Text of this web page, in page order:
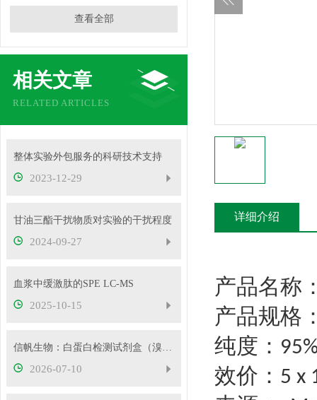
查看全部
相关文章
RELATED ARTICLES
整体实验外包服务的科研技术支持
2023-12-29
甘油三酯干扰物质对实验的干扰程度
2024-09-27
血浆中缓激肽的SPE LC-MS
2025-10-15
信帆生物：白蛋白检测试剂盒（溴甲酚绿法）检验原理
2026-07-10
详细介绍
产品名称
产品规格
纯度：
效价： 5 x